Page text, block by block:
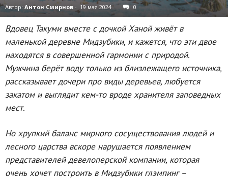
Автор: Антон Смирнов - 19 мая 2024 0
Вдовец Такуми вместе с дочкой Ханой живёт в
маленькой деревне Мидзубики, и кажется, что эти двое
находятся в совершенной гармонии с природой.
Мужчина берёт воду только из близлежащего источника,
рассказывает дочери про виды деревьев, любуется
закатом и выглядит кем-то вроде хранителя заповедных
мест.
Но хрупкий баланс мирного сосуществования людей и
лесного царства вскоре нарушается появлением
представителей девелоперской компании, которая
очень хочет построить в Мидзубики глэмпинг –